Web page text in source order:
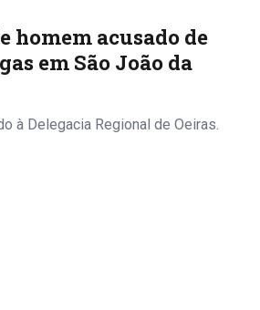
homem acusado de
em São João da
à Delegacia Regional de Oeiras.